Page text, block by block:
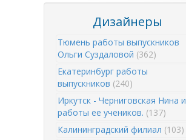
Дизайнеры
Тюмень работы выпускников
Ольги Суздаловой (362)
Екатеринбург работы
выпускников (240)
Иркутск - Черниговская Нина и
работы ее учеников. (137)
Калининградский филиал (103)